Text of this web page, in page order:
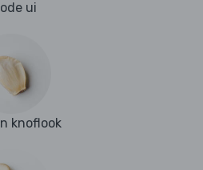
ui
knoflook